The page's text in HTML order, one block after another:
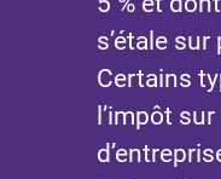
s’étale
Certains
l’impôt